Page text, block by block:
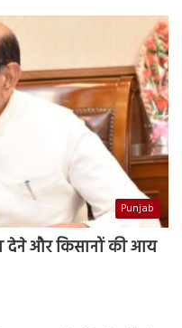
Punjab
देने और किसानों की आय